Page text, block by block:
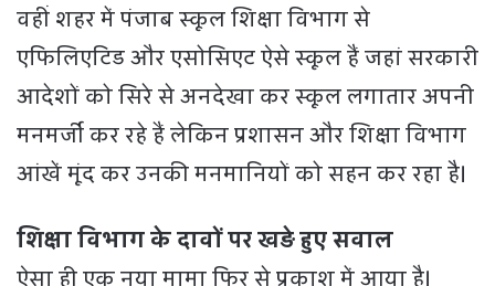
वहीं शहर में पंजाब स्कूल शिक्षा विभाग से
एफिलिएटिड और एसोसिएट ऐसे स्कूल हैं जहां सरकारी
आदेशों को सिरे से अनदेखा कर स्कूल लगातार अपनी
मनमर्जी कर रहे हैं लेकिन प्रशासन और शिक्षा विभाग
आंखें मूंद कर उनकी मनमानियों को सहन कर रहा है।
शिक्षा विभाग के दावों पर खड़े हुए सवाल
ऐसा ही एक नया मामा फिर से प्रकाश में आया है।